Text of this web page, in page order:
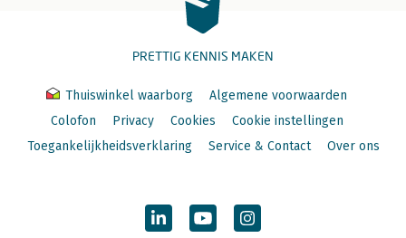
PRETTIG KENNIS MAKEN
Thuiswinkel waarborg
Algemene voorwaarden
Colofon
Privacy Cookies
Cookie instellingen
Toegankelijkheidsverklaring
Service & Contact Over ons